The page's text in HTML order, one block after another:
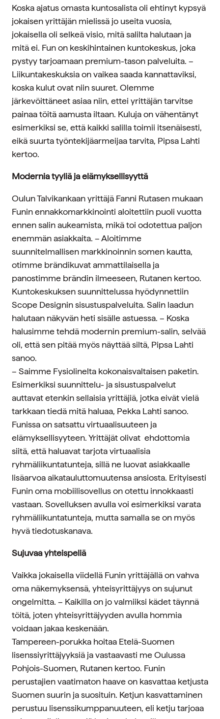
Koska ajatus omasta kuntosalista oli ehtinyt kypsyä
jokaisen yrittäjän mielissä jo useita vuosia,
jokaisella oli selkeä visio, mitä salilta halutaan ja
mitä ei. Fun on keskihintainen kuntokeskus, joka
pystyy tarjoamaan premium-tason palveluita. –
Liikuntakeskuksia on vaikea saada kannattaviksi,
koska kulut ovat niin suuret. Olemme
järkevöittäneet asiaa niin, ettei yrittäjän tarvitse
painaa töitä aamusta iltaan. Kuluja on vähentänyt
esimerkiksi se, että kaikki salilla toimii itsenäisesti,
eikä suurta työntekijäarmeijaa tarvita, Pipsa Lahti
kertoo.
Modernia tyyliä ja elämyksellisyyttä
Oulun Talvikankaan yrittäjä Fanni Rutasen mukaan
Funin ennakkomarkkinointi aloitettiin puoli vuotta
ennen salin aukeamista, mikä toi odotettua paljon
enemmän asiakkaita. – Aloitimme
suunnitelmallisen markkinoinnin somen kautta,
otimme brändikuvat ammattilaisella ja
panostimme brändin ilmeeseen, Rutanen kertoo.
Kuntokeskuksen suunnittelussa hyödynnettiin
Scope Designin sisustuspalveluita. Salin laadun
halutaan näkyvän heti sisälle astuessa. – Koska
halusimme tehdä modernin premium-salin, selvää
oli, että sen pitää myös näyttää siltä, Pipsa Lahti
sanoo.
– Saimme Fysiolinelta kokonaisvaltaisen paketin.
Esimerkiksi suunnittelu- ja sisustuspalvelut
auttavat etenkin sellaisia yrittäjiä, jotka eivät vielä
tarkkaan tiedä mitä haluaa, Pekka Lahti sanoo.
Funissa on satsattu virtuaalisuuteen ja
elämyksellisyyteen. Yrittäjät olivat ehdottomia
siitä, että haluavat tarjota virtuaalisia
ryhmäliikuntatunteja, sillä ne luovat asiakkaalle
lisäarvoa aikatauluttomuutensa ansiosta. Erityisesti
Funin oma mobiilisovellus on otettu innokkaasti
vastaan. Sovelluksen avulla voi esimerkiksi varata
ryhmäliikuntatunteja, mutta samalla se on myös
hyvä tiedotuskanava.
Sujuvaa yhteispeliä
Vaikka jokaisella viidellä Funin yrittäjällä on vahva
oma näkemyksensä, yhteisyrittäjyys on sujunut
ongelmitta. – Kaikilla on jo valmiiksi kädet täynnä
töitä, joten yhteisyrittäjyyden avulla hommia
voidaan jakaa keskenään.
Tampereen-porukka hoitaa Etelä-Suomen
lisenssiyrittäjyyksiä ja vastaavasti me Oulussa
Pohjois-Suomen, Rutanen kertoo. Funin
perustajien vaatimaton haave on kasvattaa ketjusta
Suomen suurin ja suosituin. Ketjun kasvattaminen
perustuu lisenssikumppanuuteen, eli ketju tarjoaa